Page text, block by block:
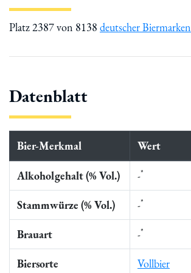
Platz 2387 von 8138 deutscher Biermarken
Datenblatt
Bier-Merkmal Wert
Alkoholgehalt (% Vol.) -*
Stammwürze (% Vol.) -*
Brauart -*
Biersorte Vollbier